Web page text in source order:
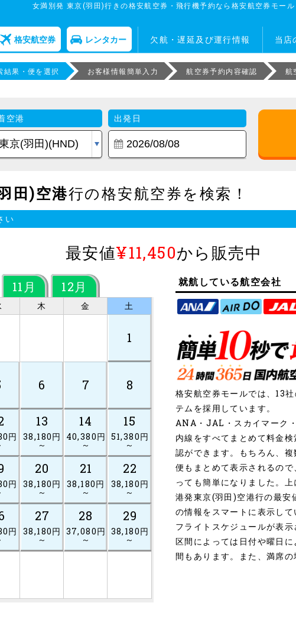
女満別発 東京(羽田)行きの格安航空券・飛行機予約なら格安航空券モール
格安航空券 レンタカー 欠航・遅延及び運行情報 当店
結果・便を選択 お客様情報簡単入力 航空券予約内容確認 航
空港 出発日
田)空港行の格安航空券を検索！
い
最安値¥11,450から販売中
11月 12月
木 金 土
1
6 7 8
円
13
38,180円
～
14
40,380円
～
15
51,380円
～
円
20
38,180円
～
21
38,180円
～
22
38,180円
～
円
27
38,180円
～
28
37,080円
～
29
38,180円
～
就航している航空会社
格安航空券モールでは、13
テムを採用しています。
ANA・JAL・スカイマーク
内線をすべてまとめて料金
認ができます。もちろん、
便もまとめて表示されるの
っても簡単になりました。
港発東京(羽田)空港行の最安
の情報をスマートに表示し
フライトスケジュールが表示
区間によっては日付や曜日
間もあります。また、満席